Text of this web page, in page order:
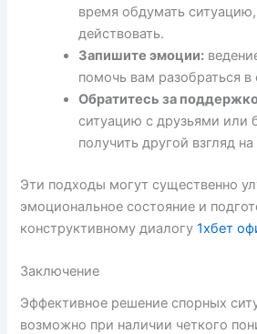
время обдумать
действовать.
Запишите эмоции:
помочь вам разобраться в
Обратитесь за
ситуацию с друзьями или
получить другой взгляд
Эти подходы могут существенно
эмоциональное состояние и
конструктивному диалогу1хбет
Заключение
Эффективное решение спорных
возможно при наличии четкого